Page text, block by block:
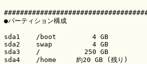
●パーティション構成
sda1    /boot         4 GB
sda2    swap          4 GB
sda3    /           250 GB
sda4    /home     約20 GB (残り)